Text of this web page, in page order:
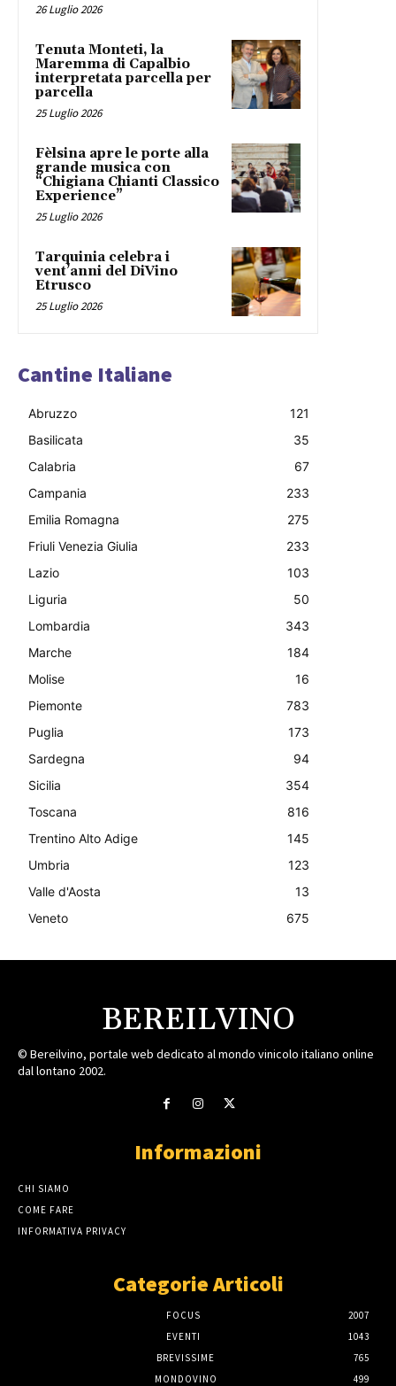
26 Luglio 2026
Tenuta Monteti, la
Maremma di Capalbio
interpretata parcella per
parcella
25 Luglio 2026
Fèlsina apre le porte alla
grande musica con
“Chigiana Chianti Classico
Experience”
25 Luglio 2026
Tarquinia celebra i
vent’anni del DiVino
Etrusco
25 Luglio 2026
Cantine Italiane
Abruzzo
121
Basilicata
35
Calabria
67
Campania
233
Emilia Romagna
275
Friuli Venezia Giulia
233
Lazio
103
Liguria
50
Lombardia
343
Marche
184
Molise
16
Piemonte
783
Puglia
173
Sardegna
94
Sicilia
354
Toscana
816
Trentino Alto Adige
145
Umbria
123
Valle d'Aosta
13
Veneto
675
BEREILVINO
© Bereilvino, portale web dedicato al mondo vinicolo italiano online
dal lontano 2002.
Informazioni
CHI SIAMO
COME FARE
INFORMATIVA PRIVACY
Categorie Articoli
FOCUS
2007
EVENTI
1043
BREVISSIME
765
MONDOVINO
499